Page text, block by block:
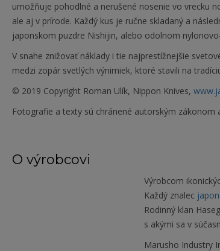
umožňuje pohodlné a nerušené nosenie vo vrecku
ale aj v prírode. Každý kus je ručne skladaný a
japonskom puzdre Nishijin, alebo odolnom
V snahe znižovať náklady i tie najprestížnejšie
medzi zopár svetlých výnimiek, ktoré stavili na
© 2019 Copyright Roman Ulík, Nippon Knives,
Fotografie a texty sú chránené autorským
O výrobcovi
Výrobcom
Každý znalec
Rodinný klan
s akými sa v
Marusho Industry